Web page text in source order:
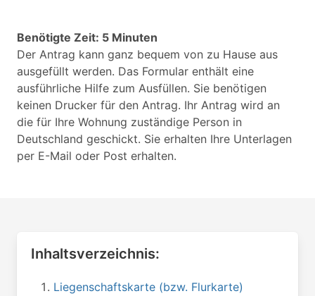
Benötigte Zeit: 5 Minuten
Der Antrag kann ganz bequem von zu Hause aus
ausgefüllt werden. Das Formular enthält eine
ausführliche Hilfe zum Ausfüllen. Sie benötigen
keinen Drucker für den Antrag. Ihr Antrag wird an
die für Ihre Wohnung zuständige Person in
Deutschland geschickt. Sie erhalten Ihre Unterlagen
per E-Mail oder Post erhalten.
Inhaltsverzeichnis:
Liegenschaftskarte (bzw. Flurkarte)